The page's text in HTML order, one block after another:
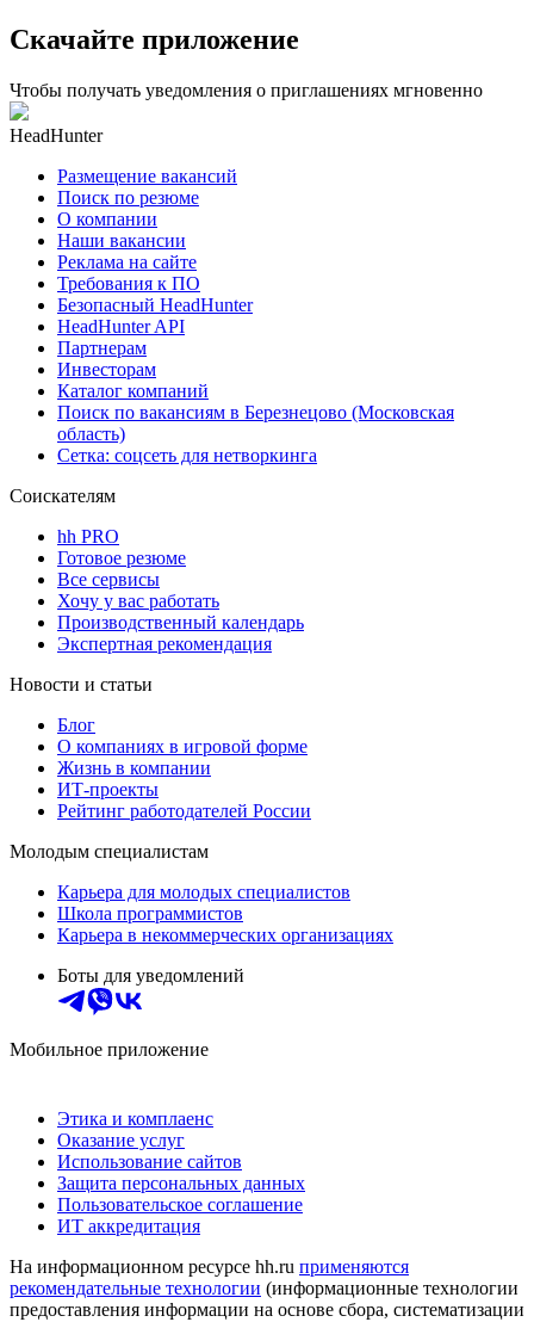
Скачайте приложение
Чтобы получать уведомления о приглашениях мгновенно
HeadHunter
Размещение вакансий
Поиск по резюме
О компании
Наши вакансии
Реклама на сайте
Требования к ПО
Безопасный HeadHunter
HeadHunter API
Партнерам
Инвесторам
Каталог компаний
Поиск по вакансиям в Березнецово (Московская
область)
Сетка: соцсеть для нетворкинга
Соискателям
hh PRO
Готовое резюме
Все сервисы
Хочу у вас работать
Производственный календарь
Экспертная рекомендация
Новости и статьи
Блог
О компаниях в игровой форме
Жизнь в компании
ИТ-проекты
Рейтинг работодателей России
Молодым специалистам
Карьера для молодых специалистов
Школа программистов
Карьера в некоммерческих организациях
Боты для уведомлений
Мобильное приложение
Этика и комплаенс
Оказание услуг
Использование сайтов
Защита персональных данных
Пользовательское соглашение
ИТ аккредитация
На информационном ресурсе hh.ru применяются
рекомендательные технологии (информационные технологии
предоставления информации на основе сбора, систематизации